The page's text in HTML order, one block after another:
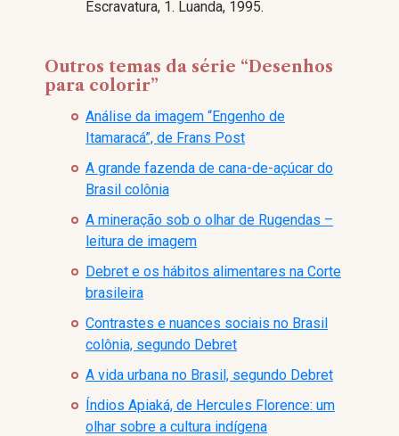
Escravatura, 1. Luanda, 1995.
Outros temas da série “Desenhos
para colorir”
Análise da imagem “Engenho de
Itamaracá”, de Frans Post
A grande fazenda de cana-de-açúcar do
Brasil colônia
A mineração sob o olhar de Rugendas –
leitura de imagem
Debret e os hábitos alimentares na Corte
brasileira
Contrastes e nuances sociais no Brasil
colônia, segundo Debret
A vida urbana no Brasil, segundo Debret
Índios Apiaká, de Hercules Florence: um
olhar sobre a cultura indígena